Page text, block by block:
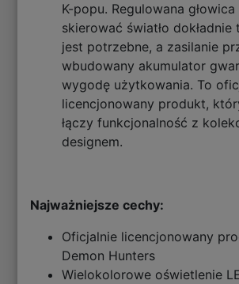
K-popu. Regulowana
skierować światło dokładnie
jest potrzebne, a zasilanie
wbudowany akumulator
wygodę użytkowania. To
licencjonowany produkt,
łączy funkcjonalność z
designem.
Najważniejsze cechy:
Oficjalnie licencjonowany
Demon Hunters
Wielokolorowe oświetlenie